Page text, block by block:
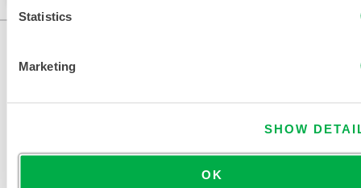
Statistics
Marketing
SHOW
OK
NOUS CONTACTER